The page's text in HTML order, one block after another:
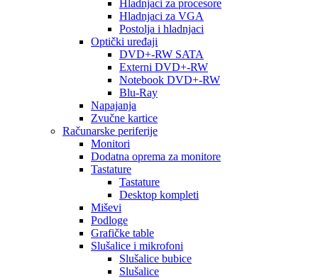
Hladnjaci za procesore
Hladnjaci za VGA
Postolja i hladnjaci
Optički uređaji
DVD+-RW SATA
Externi DVD+-RW
Notebook DVD+-RW
Blu-Ray
Napajanja
Zvučne kartice
Računarske periferije
Monitori
Dodatna oprema za monitore
Tastature
Tastature
Desktop kompleti
Miševi
Podloge
Grafičke table
Slušalice i mikrofoni
Slušalice bubice
Slušalice